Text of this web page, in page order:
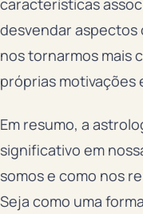
desvendar aspectos
nos tornarmos mais
próprias motivações
Em resumo, a
significativo em
somos e como nos
Seja como uma